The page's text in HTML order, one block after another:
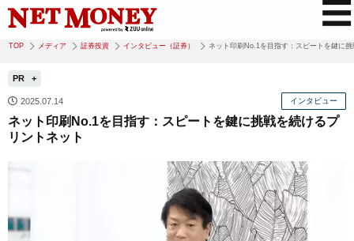
TOP メディア 証券投資 インタビュー（証券） ネット印刷No.1を目指す：スピートを鍵に
PR
2025.07.14 インタビュー
ネット印刷No.1を目指す：スピートを鍵に挑戦を続けるプ
リントネット